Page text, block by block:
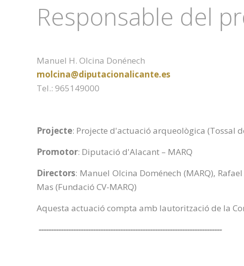
Responsable del
Manuel H. Olcina Donénech
molcina@diputacionalicante.es
Tel.: 965149000
Projecte: Projecte d'actuació arqueològica (Tossal
Promotor: Diputació d'Alacant – MARQ
Directors: Manuel Olcina Doménech (MARQ),
Mas (Fundació CV-MARQ)
Aquesta actuació compta amb lautorització de la
--------------------------------------------------------------------------